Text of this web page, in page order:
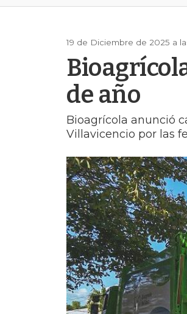
19 de Diciembre de 2025 a
de año
Bioagrícola anunció
Villavicencio por las